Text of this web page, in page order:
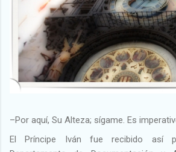
–Por aquí, Su Alteza; sígame. Es
El Príncipe Iván fue recibido así